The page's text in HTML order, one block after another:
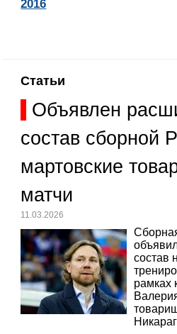
2016
Статьи
Объявлен
состав сборной
мартовские
матчи
11.03.2026
состав
рамках